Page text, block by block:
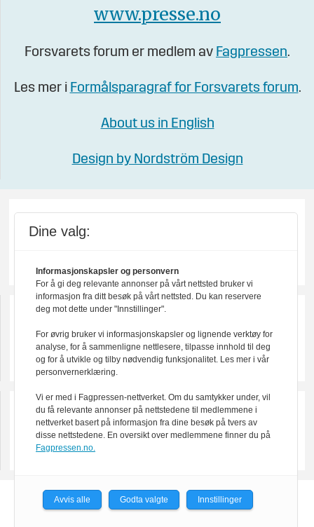
www.presse.no
Forsvarets forum er medlem av Fagpressen.
Les mer i Formålsparagraf for Forsvarets forum.
About us in English
Design by Nordström Design
Powered by Labrador CMS
Dine valg:
Informasjonskapsler og personvern
For å gi deg relevante annonser på vårt nettsted bruker vi
informasjon fra ditt besøk på vårt nettsted. Du kan reservere
deg mot dette under "Innstillinger".
For øvrig bruker vi informasjonskapsler og lignende verktøy for
analyse, for å sammenligne nettlesere, tilpasse innhold til deg
og for å utvikle og tilby nødvendig funksjonalitet. Les mer i vår
personvernerklæring.
Vi er med i Fagpressen-nettverket. Om du samtykker under, vil
du få relevante annonser på nettstedene til medlemmene i
nettverket basert på informasjon fra dine besøk på tvers av
disse nettstedene. En oversikt over medlemmene finner du på
Fagpressen.no.
Avvis alle Godta valgte Innstillinger